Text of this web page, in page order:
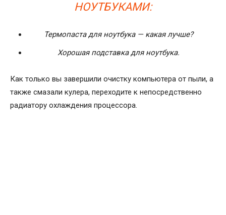
НОУТБУКАМИ:
Термопаста для ноутбука — какая лучше?
Хорошая подставка для ноутбука.
Как только вы завершили очистку компьютера от пыли, а
также смазали кулера, переходите к непосредственно
радиатору охлаждения процессора.